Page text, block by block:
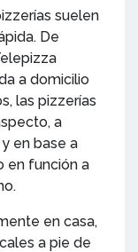
suelen
De
a domicilio
las pizzerías
a
en base a
en función a
en casa,
a pie de